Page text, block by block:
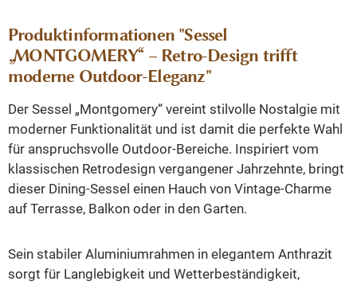
Produktinformationen "Sessel
„MONTGOMERY“ – Retro-Design trifft
moderne Outdoor-Eleganz"
Der Sessel „Montgomery“ vereint stilvolle Nostalgie mit
moderner Funktionalität und ist damit die perfekte Wahl
für anspruchsvolle Outdoor-Bereiche. Inspiriert vom
klassischen Retrodesign vergangener Jahrzehnte, bringt
dieser Dining-Sessel einen Hauch von Vintage-Charme
auf Terrasse, Balkon oder in den Garten.
Sein stabiler Aluminiumrahmen in elegantem Anthrazit
sorgt für Langlebigkeit und Wetterbeständigkeit,